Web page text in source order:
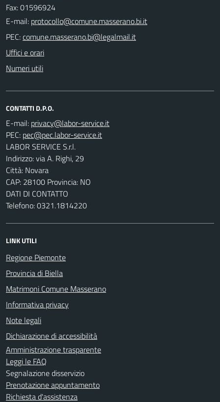
Fax: 01596924
E-mail:
PEC:
Uffici e orari
Numeri utili
CONTATTI D.P.O.
E-mail:
PEC:
LABOR SERVICE S.r.l.
Indirizzo: via A. Righi, 29
Città: Novara
CAP: 28100 Provincia: NO
DATI DI CONTATTO
Telefono: 0321.1814220
LINK UTILI
Regione Piemonte
Provincia di Biella
Matrimoni Comune Masserano
Informativa privacy
Note legali
Dichiarazione di accessibilità
Amministrazione trasparente
Leggi le FAQ
Segnalazione disservizio
Prenotazione appuntamento
Richiesta d'assistenza